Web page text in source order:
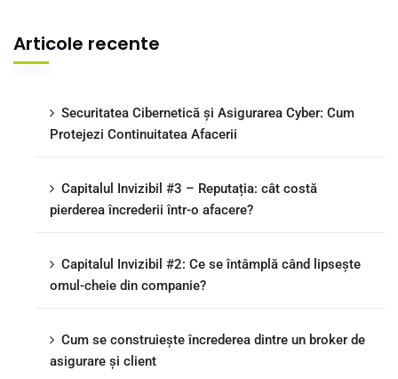
Articole recente
Securitatea Cibernetică și Asigurarea Cyber: Cum
Protejezi Continuitatea Afacerii
Capitalul Invizibil #3 – Reputația: cât costă
pierderea încrederii într-o afacere?
Capitalul Invizibil #2: Ce se întâmplă când lipsește
omul-cheie din companie?
Cum se construiește încrederea dintre un broker de
asigurare și client